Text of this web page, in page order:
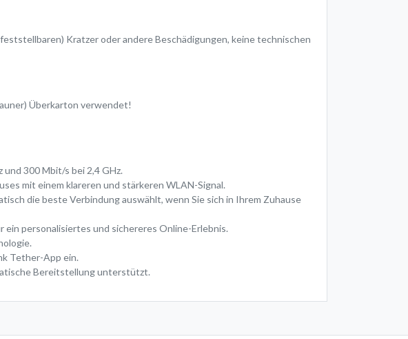
Kratzer oder andere Beschädigungen, keine technischen
Überkarton verwendet!
300 Mbit/s bei 2,4 GHz.
mit einem klareren und stärkeren WLAN-Signal.
die beste Verbindung auswählt, wenn Sie sich in Ihrem Zuhause
personalisiertes und sichereres Online-Erlebnis.
Tether-App ein.
Bereitstellung unterstützt.